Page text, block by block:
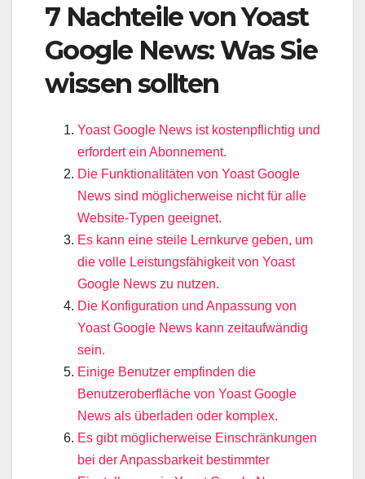
7 Nachteile von Yoast
Google News: Was Sie
wissen sollten
Yoast Google News ist kostenpflichtig und
erfordert ein Abonnement.
Die Funktionalitäten von Yoast Google
News sind möglicherweise nicht für alle
Website-Typen geeignet.
Es kann eine steile Lernkurve geben, um
die volle Leistungsfähigkeit von Yoast
Google News zu nutzen.
Die Konfiguration und Anpassung von
Yoast Google News kann zeitaufwändig
sein.
Einige Benutzer empfinden die
Benutzeroberfläche von Yoast Google
News als überladen oder komplex.
Es gibt möglicherweise Einschränkungen
bei der Anpassbarkeit bestimmter